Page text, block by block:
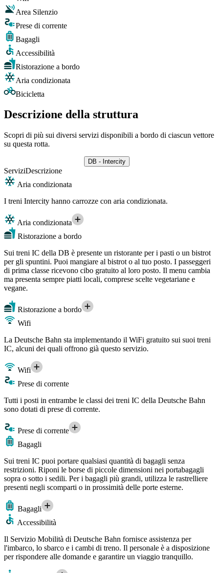
Area Silenzio
Prese di corrente
Bagagli
Accessibilità
Ristorazione a bordo
Aria condizionata
Bicicletta
Descrizione della struttura
Scopri di più sui diversi servizi disponibili a bordo di ciascun vettore
su questa rotta.
DB - Intercity
ServiziDescrizione
Aria condizionata
I treni Intercity hanno carrozze con aria condizionata.
Aria condizionata
Ristorazione a bordo
Sui treni IC della DB è presente un ristorante per i pasti o un bistrot
per gli spuntini. Puoi mangiare al bistrot o al tuo posto. I passeggeri
di prima classe ricevono cibo gratuito al loro posto. Il menu cambia
ma presenta sempre piatti locali, comprese scelte vegetariane e
vegane.
Ristorazione a bordo
Wifi
La Deutsche Bahn sta implementando il WiFi gratuito sui suoi treni
IC, alcuni dei quali offrono già questo servizio.
Wifi
Prese di corrente
Tutti i posti in entrambe le classi dei treni IC della Deutsche Bahn
sono dotati di prese di corrente.
Prese di corrente
Bagagli
Sui treni IC puoi portare qualsiasi quantità di bagagli senza
restrizioni. Riponi le borse di piccole dimensioni nei portabagagli
sopra o sotto i sedili. Per i bagagli più grandi, utilizza le rastrelliere
presenti negli scomparti o in prossimità delle porte esterne.
Bagagli
Accessibilità
Il Servizio Mobilità di Deutsche Bahn fornisce assistenza per
l'imbarco, lo sbarco e i cambi di treno. Il personale è a disposizione
per rispondere alle domande e garantire un viaggio tranquillo.